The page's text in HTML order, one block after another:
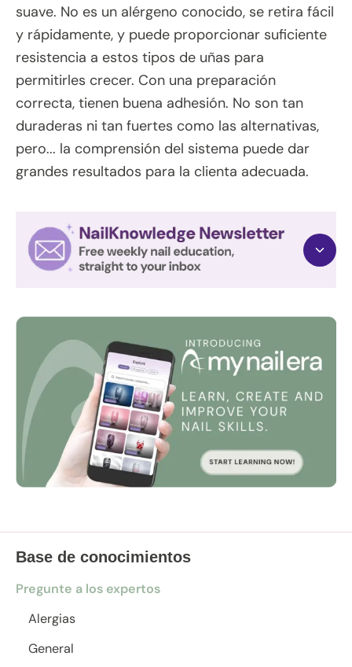
Base de conocimientos
Pregunte a los expertos
Alergias
General
suave. No es un alérgeno conocido, se retira fácil
y rápidamente, y puede proporcionar suficiente
resistencia a estos tipos de uñas para
permitirles crecer. Con una preparación
correcta, tienen buena adhesión. No son tan
duraderas ni tan fuertes como las alternativas,
pero... la comprensión del sistema puede dar
grandes resultados para la clienta adecuada.